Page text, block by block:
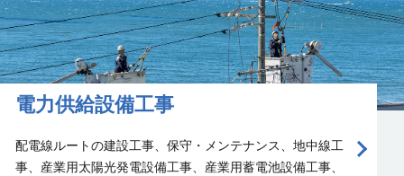
電力供給設備工事
配電線ルートの建設工事、保守・メンテナンス、地中線工
事、産業用太陽光発電設備工事、産業用蓄電池設備工事、